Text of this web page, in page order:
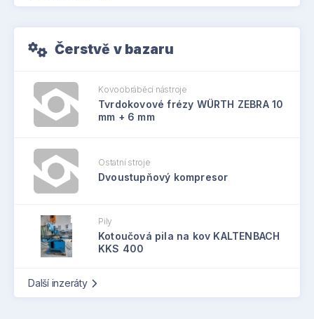
Čerstvě v bazaru
Kovoobráběcí nástroje
Tvrdokovové frézy WÜRTH ZEBRA 10
mm + 6 mm
Ostatní stroje
Dvoustupňový kompresor
Pily
Kotoučová pila na kov KALTENBACH
KKS 400
Další inzeráty